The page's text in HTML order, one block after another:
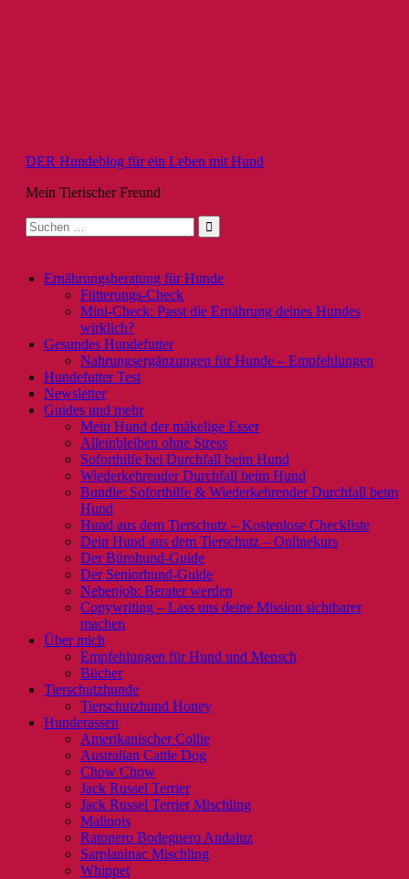
DER Hundeblog für ein Leben mit Hund
Mein Tierischer Freund
Suche
nach:
Ernährungsberatung für Hunde
Fütterungs-Check
Mini-Check: Passt die Ernährung deines Hundes
wirklich?
Gesundes Hundefutter
Nahrungsergänzungen für Hunde – Empfehlungen
Hundefutter Test
Newsletter
Guides und mehr
Mein Hund der mäkelige Esser
Alleinbleiben ohne Stress
Soforthilfe bei Durchfall beim Hund
Wiederkehrender Durchfall beim Hund
Bundle: Soforthilfe & Wiederkehrender Durchfall beim
Hund
Hund aus dem Tierschutz – Kostenlose Checkliste
Dein Hund aus dem Tierschutz – Onlinekurs
Der Bürohund-Guide
Der Seniorhund-Guide
Nebenjob: Berater werden
Copywriting – Lass uns deine Mission sichtbarer
machen
Über mich
Empfehlungen für Hund und Mensch
Bücher
Tierschutzhunde
Tierschutzhund Honey
Hunderassen
Amerikanischer Collie
Australian Cattle Dog
Chow Chow
Jack Russel Terrier
Jack Russel Terrier Mischling
Malinois
Ratonero Bodeguero Andaluz
Sarplaninac Mischling
Whippet